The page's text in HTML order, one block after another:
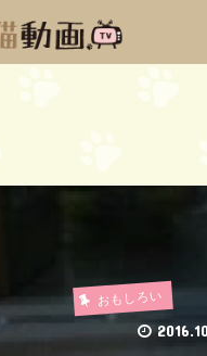
おもしろい